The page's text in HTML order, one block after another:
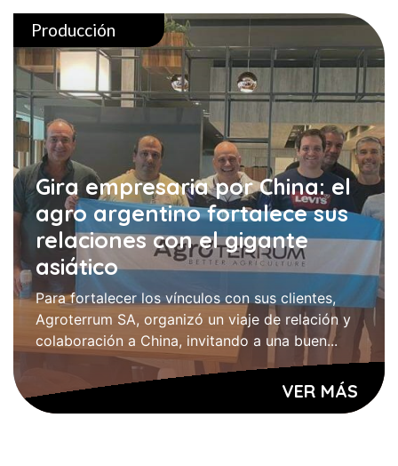
Producción
Gira empresaria por China: el
agro argentino fortalece sus
relaciones con el gigante
asiático
Para fortalecer los vínculos con sus clientes,
Agroterrum SA, organizó un viaje de relación y
colaboración a China, invitando a una buen...
VER MÁS